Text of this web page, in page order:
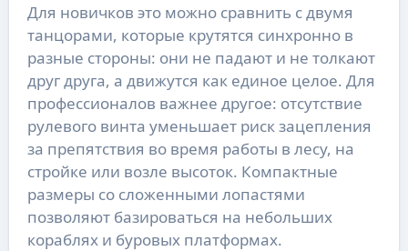
Для новичков это можно сравнить с двумя
танцорами, которые крутятся синхронно в
разные стороны: они не падают и не толкают
друг друга, а движутся как единое целое. Для
профессионалов важнее другое: отсутствие
рулевого винта уменьшает риск зацепления
за препятствия во время работы в лесу, на
стройке или возле высоток. Компактные
размеры со сложенными лопастями
позволяют базироваться на небольших
кораблях и буровых платформах.